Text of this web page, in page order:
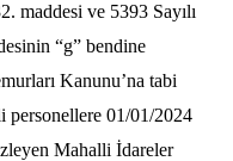
maddesi ve 5393 Sayılı
“g” bendine
Kanunu’na tabi
personellere 01/01/2024
Mahalli İdareler